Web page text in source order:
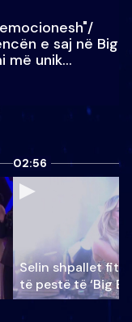
e saj në Big
më unik…
02:56
Selin shpallet
të pestë të ‘Big